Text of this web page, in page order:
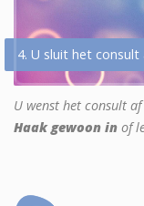
4. U sluit het consult
U wenst het consult
Haak gewoon in of